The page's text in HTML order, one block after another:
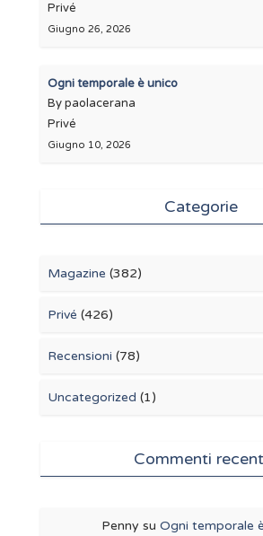
Privé
Giugno 26, 2026
Ogni temporale è unico
By paolacerana
Privé
Giugno 10, 2026
Categorie
Magazine (382)
Privé (426)
Recensioni (78)
Uncategorized (1)
Commenti
Penny su Ogni temporale